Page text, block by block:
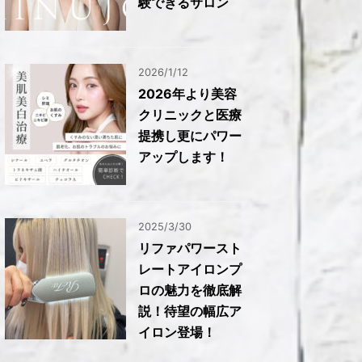
2026/1/12
2026年より美容
クリニックと医療
提携し更にパワー
アップします！
2025/3/30
リファパワースト
レートアイロンプ
ロの魅力を徹底解
説！待望の幅広ア
イロン登場！